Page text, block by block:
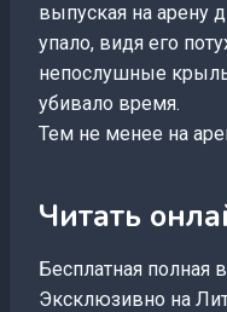
выпуская на арену
упало, видя его
непослушные
убивало время.
Тем не менее на
Читать
Бесплатная полная
Эксклюзивно на